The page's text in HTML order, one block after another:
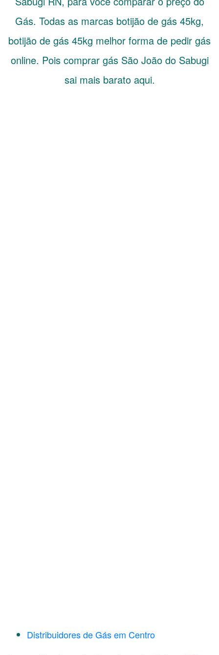
Gás. Todas as marcas botijão de gás 45kg,
botijão de gás 45kg melhor forma de pedir gás
online. Pois comprar gás São João do Sabugi
sai mais barato aqui.
Distribuidores de Gás em Centro